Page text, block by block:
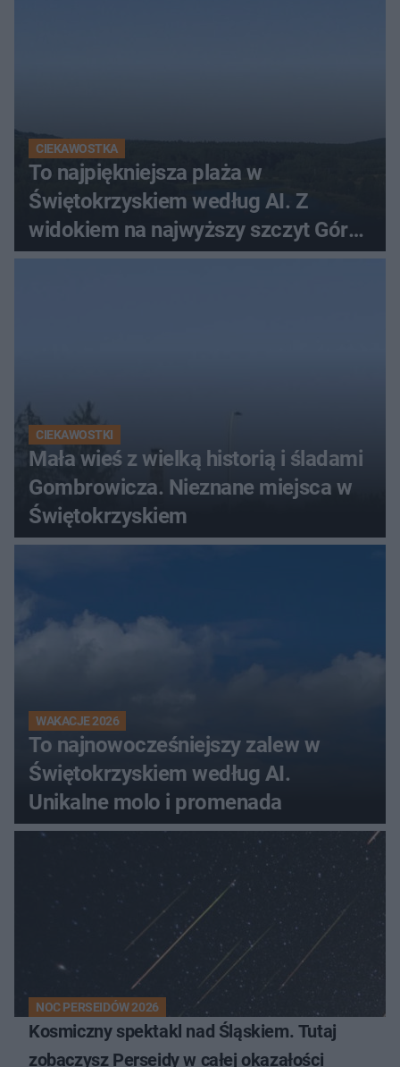
CIEKAWOSTKA
To najpiękniejsza plaża w
Świętokrzyskiem według AI. Z
widokiem na najwyższy szczyt Gór
Świętokrzyskich
CIEKAWOSTKI
Mała wieś z wielką historią i śladami
Gombrowicza. Nieznane miejsca w
Świętokrzyskiem
WAKACJE 2026
To najnowocześniejszy zalew w
Świętokrzyskiem według AI.
Unikalne molo i promenada
NOC PERSEIDÓW 2026
Kosmiczny spektakl nad Śląskiem. Tutaj
zobaczysz Perseidy w całej okazałości